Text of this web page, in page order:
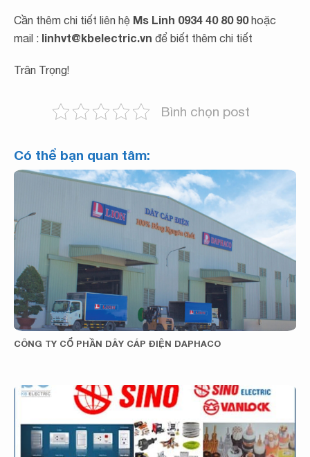
Cần thêm chi tiết liên hệ Ms Linh 0934 40 80 90hoặc
mail : linhvt@kbelectric.vn để biết thêm chi tiết
Trân Trọng!
Bình chọn post
Có thể bạn quan tâm:
CÔNG TY CỔ PHẦN DÂY CÁP ĐIỆN DAPHACO